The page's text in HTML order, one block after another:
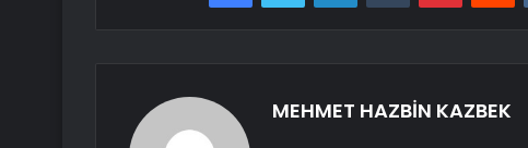
MEHMET HAZBİN KAZBEK